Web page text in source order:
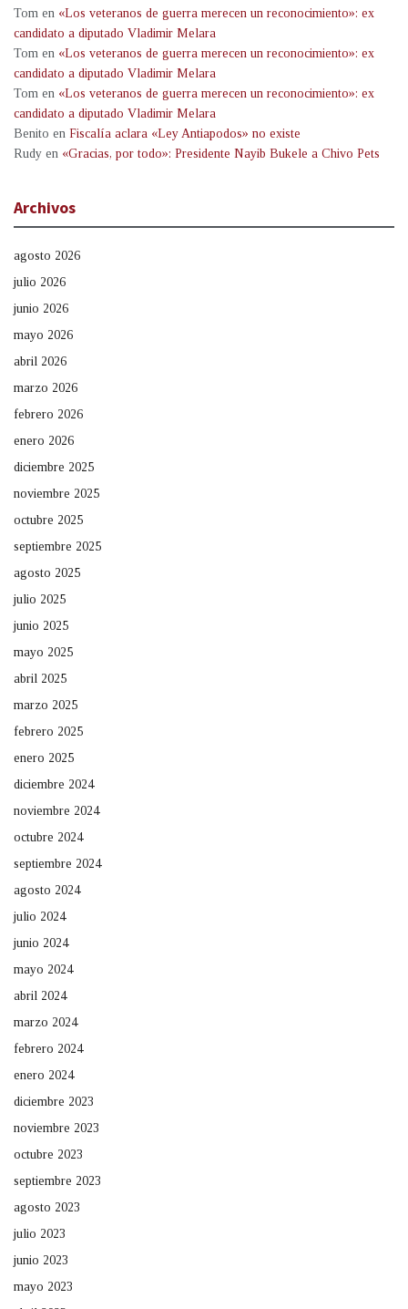
Tom en «Los veteranos de guerra merecen un reconocimiento»: ex
candidato a diputado Vladimir Melara
Tom en «Los veteranos de guerra merecen un reconocimiento»: ex
candidato a diputado Vladimir Melara
Tom en «Los veteranos de guerra merecen un reconocimiento»: ex
candidato a diputado Vladimir Melara
Benito en Fiscalía aclara «Ley Antiapodos» no existe
Rudy en «Gracias, por todo»: Presidente Nayib Bukele a Chivo Pets
Archivos
agosto 2026
julio 2026
junio 2026
mayo 2026
abril 2026
marzo 2026
febrero 2026
enero 2026
diciembre 2025
noviembre 2025
octubre 2025
septiembre 2025
agosto 2025
julio 2025
junio 2025
mayo 2025
abril 2025
marzo 2025
febrero 2025
enero 2025
diciembre 2024
noviembre 2024
octubre 2024
septiembre 2024
agosto 2024
julio 2024
junio 2024
mayo 2024
abril 2024
marzo 2024
febrero 2024
enero 2024
diciembre 2023
noviembre 2023
octubre 2023
septiembre 2023
agosto 2023
julio 2023
junio 2023
mayo 2023